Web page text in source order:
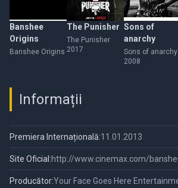
Banshee
Origins
Banshee Origins
The Punisher
The Punisher
2017
Sons of
anarchy
Sons of anarchy
2008
Informații
Premiera Internațională:11.01.2013
Site Oficial:http://www.cinemax.com/
Producător:Your Face Goes Here